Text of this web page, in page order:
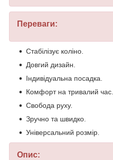
Переваги:
Стабілізує коліно.
Довгий дизайн.
Індивідуальна посадка.
Комфорт на тривалий час.
Свобода руху.
Зручно та швидко.
Універсальний розмір.
Опис: